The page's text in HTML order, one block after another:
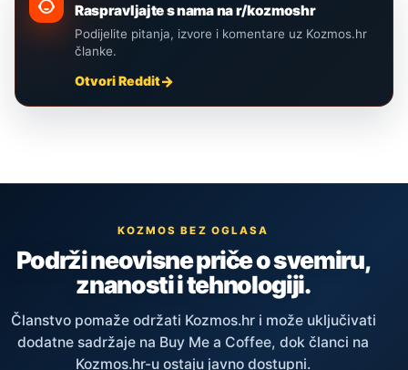
Raspravljajte s nama na r/kozmoshr
Podijelite pitanja, izvore i komentare uz Kozmos.hr
članke.
Otvori Reddit
KOZMOS BEZ OGLASA
Podrži neovisne priče o svemiru,
znanosti i tehnologiji.
Članstvo pomaže održati Kozmos.hr i može uključivati
dodatne sadržaje na Buy Me a Coffee, dok članci na
Kozmos.hr-u ostaju javno dostupni.